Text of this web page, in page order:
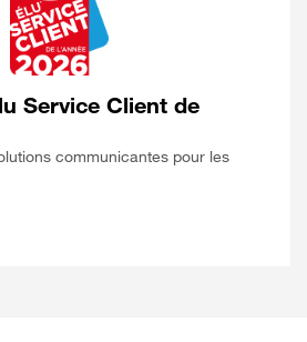
Service Client de
communicantes pour les